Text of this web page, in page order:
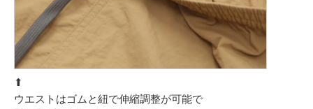
⬆︎
ウエストはゴムと紐で伸縮調整が可能で